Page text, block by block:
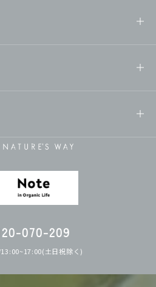
070-209
土日祝除く)